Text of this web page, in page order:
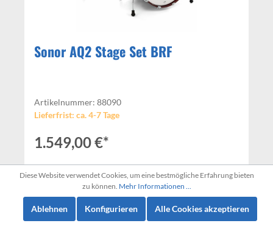
Sonor AQ2 Stage Set BRF
Artikelnummer: 88090
Lieferfrist: ca. 4-7 Tage
1.549,00 €*
In den Warenkorb
Diese Website verwendet Cookies, um eine bestmögliche Erfahrung bieten
zu können. Mehr Informationen ...
Ablehnen Konfigurieren Alle Cookies akzeptieren